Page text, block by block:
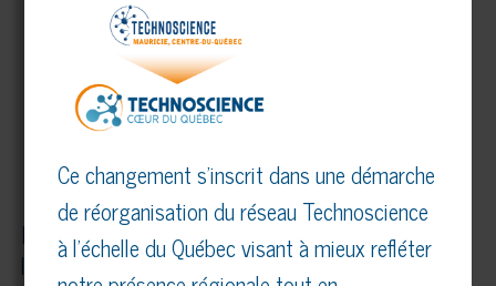
Projet: Sc-3D
Nom : Alexandre Grenier, secondaire 5
École : École secondaire Chavigny
Prix du département des sciences de
l’environnement de l’UQTR – 100 $
Ce changement s’inscrit dans une démarche
de réorganisation du réseau Technoscience
à l’échelle du Québec visant à mieux refléter